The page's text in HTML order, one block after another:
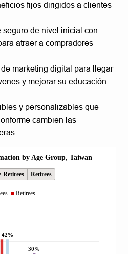
fijos dirigidos a clientes
seguro de nivel inicial con
atraer a compradores
marketing digital para llegar
y mejorar su educación
y personalizables que
cambien las